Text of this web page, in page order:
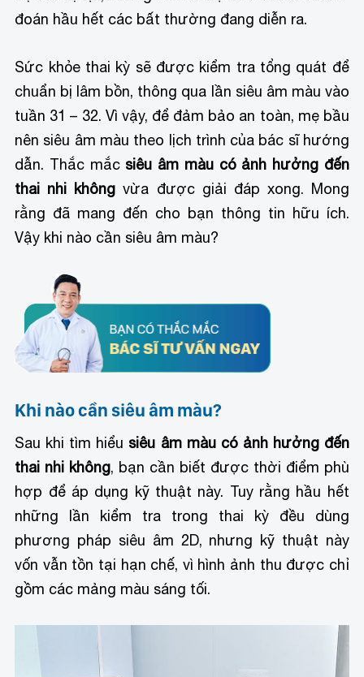
đoán hầu hết các bất thường đang diễn ra.
Sức khỏe thai kỳ sẽ được kiểm tra tổng quát để
chuẩn bị lâm bồn, thông qua lần siêu âm màu vào
tuần 31 – 32. Vì vậy, để đảm bảo an toàn, mẹ bầu
nên siêu âm màu theo lịch trình của bác sĩ hướng
dẫn. Thắc mắc siêu âm màu có ảnh hưởng đến
thai nhi không vừa được giải đáp xong. Mong
rằng đã mang đến cho bạn thông tin hữu ích.
Vậy khi nào cần siêu âm màu?
Khi nào cần siêu âm màu?
Sau khi tìm hiểu siêu âm màu có ảnh hưởng đến
thai nhi không, bạn cần biết được thời điểm phù
hợp để áp dụng kỹ thuật này. Tuy rằng hầu hết
những lần kiểm tra trong thai kỳ đều dùng
phương pháp siêu âm 2D, nhưng kỹ thuật này
vốn vẫn tồn tại hạn chế, vì hình ảnh thu được chỉ
gồm các mảng màu sáng tối.